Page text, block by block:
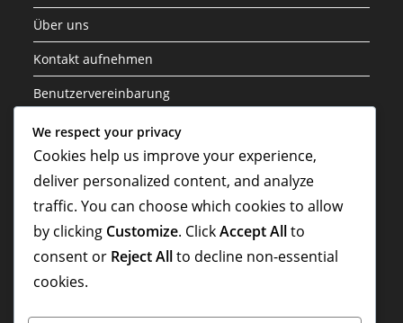
Über uns
Kontakt aufnehmen
Benutzervereinbarung
Kategorien
Spielerrollen in der 3-1-4-2 Formation
Variationen der 3-1-4-2-Formation
We respect your privacy
Cookies help us improve your experience,
deliver personalized content, and analyze
traffic. You can choose which cookies to allow
by clicking Customize. ClickAccept Allto
consent or Reject Allto decline non-essential
cookies.